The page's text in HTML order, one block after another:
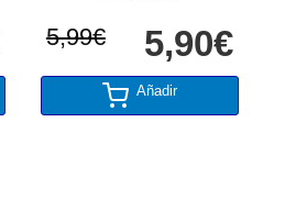
5,99€ 5,90€
Añadir